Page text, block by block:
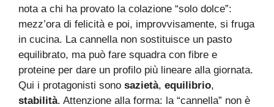
nota a chi ha provato la colazione “solo dolce”:
mezz’ora di felicità e poi, improvvisamente, si fruga
in cucina. La cannella non sostituisce un pasto
equilibrato, ma può fare squadra con fibre e
proteine per dare un profilo più lineare alla giornata.
Qui i protagonisti sono sazietà, equilibrio,
stabilità. Attenzione alla forma: la “cannella” non è